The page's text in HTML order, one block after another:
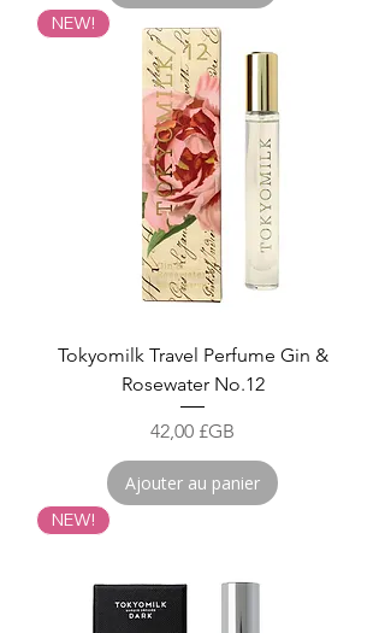
NEW!
Tokyomilk Travel Perfume Gin &
Rosewater No.12
Prix
42,00 £GB
Ajouter au panier
NEW!